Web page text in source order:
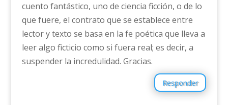
cuento fantástico, uno de ciencia ficción, o de lo
que fuere, el contrato que se establece entre
lector y texto se basa en la fe poética que lleva a
leer algo ficticio como si fuera real; es decir, a
suspender la incredulidad. Gracias.
Responder